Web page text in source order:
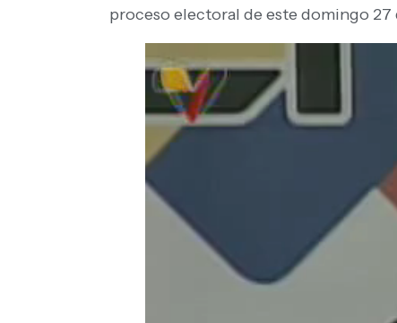
proceso electoral de este domingo 27